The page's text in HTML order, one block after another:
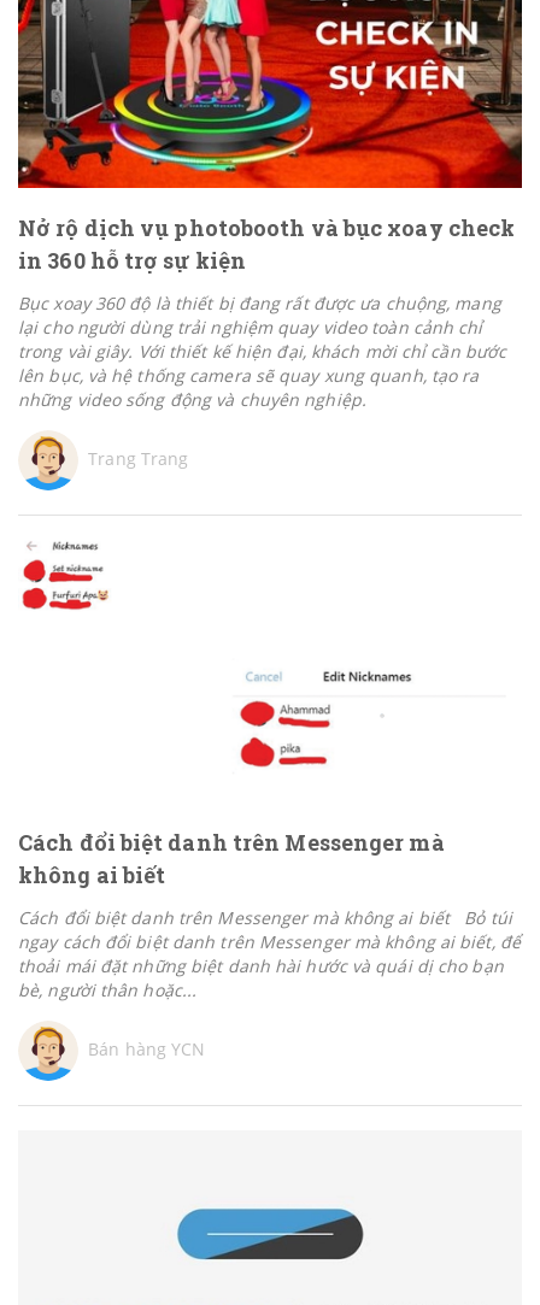
Nở rộ dịch vụ photobooth và bục xoay check
in 360 hỗ trợ sự kiện
Bục xoay 360 độ là thiết bị đang rất được ưa chuộng, mang
lại cho người dùng trải nghiệm quay video toàn cảnh chỉ
trong vài giây. Với thiết kế hiện đại, khách mời chỉ cần bước
lên bục, và hệ thống camera sẽ quay xung quanh, tạo ra
những video sống động và chuyên nghiệp.
Trang Trang
Cách đổi biệt danh trên Messenger mà
không ai biết
Cách đổi biệt danh trên Messenger mà không ai biết Bỏ túi
ngay cách đổi biệt danh trên Messenger mà không ai biết, để
thoải mái đặt những biệt danh hài hước và quái dị cho bạn
bè, người thân hoặc...
Bán hàng YCN